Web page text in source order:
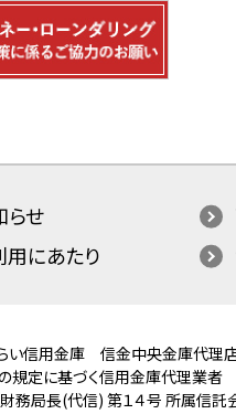
らせ
用にあたり
い信用金庫 信金中央金庫代理
規定に基づく信用金庫代理業者
務局長(代信) 第１４号 所属信託